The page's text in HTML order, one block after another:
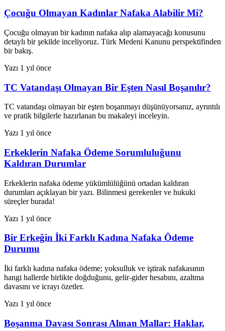
Çocuğu Olmayan Kadınlar Nafaka Alabilir Mi?
Çocuğu olmayan bir kadının nafaka alıp alamayacağı konusunu
detaylı bir şekilde inceliyoruz. Türk Medeni Kanunu perspektifinden
bir bakış.
Yazı 1 yıl önce
TC Vatandaşı Olmayan Bir Eşten Nasıl Boşanılır?
TC vatandaşı olmayan bir eşten boşanmayı düşünüyorsanız, ayrıntılı
ve pratik bilgilerle hazırlanan bu makaleyi inceleyin.
Yazı 1 yıl önce
Erkeklerin Nafaka Ödeme Sorumluluğunu
Kaldıran Durumlar
Erkeklerin nafaka ödeme yükümlülüğünü ortadan kaldıran
durumları açıklayan bir yazı. Bilinmesi gerekenler ve hukuki
süreçler burada!
Yazı 1 yıl önce
Bir Erkeğin İki Farklı Kadına Nafaka Ödeme
Durumu
İki farklı kadına nafaka ödeme; yoksulluk ve iştirak nafakasının
hangi hallerde birlikte doğduğunu, gelir-gider hesabını, azaltma
davasını ve icrayı özetler.
Yazı 1 yıl önce
Boşanma Davası Sonrası Alınan Mallar: Haklar,